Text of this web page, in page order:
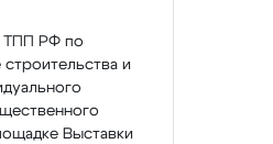
ТПП РФ по
и
Выставки